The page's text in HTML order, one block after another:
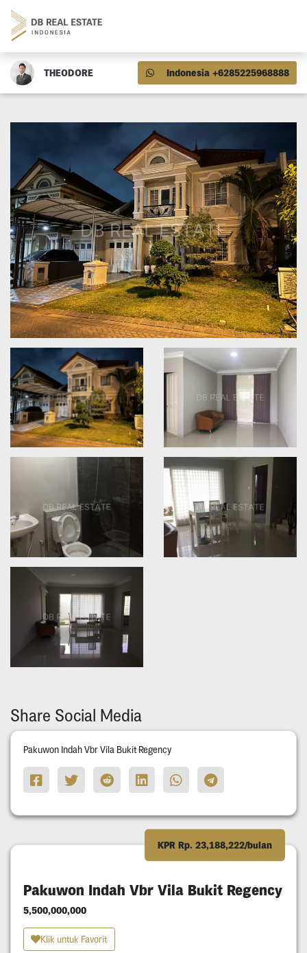
THEODORE Indonesia +6285225968888
Share Social Media
Pakuwon Indah Vbr Vila Bukit Regency
KPR Rp. 23,188,222/bulan
Pakuwon Indah Vbr Vila Bukit Regency
5,500,000,000
Klik untuk Favorit